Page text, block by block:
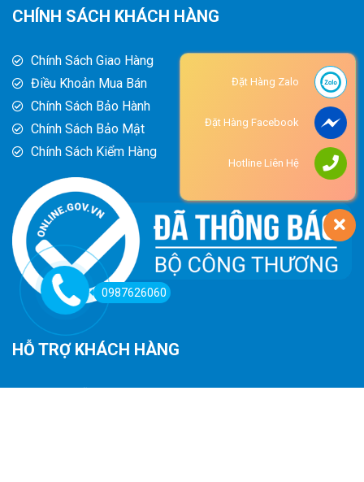
CHÍNH SÁCH KHÁCH HÀNG
Chính Sách Giao Hàng
Điều Khoản Mua Bán
Chính Sách Bảo Hành
Chính Sách Bảo Mật
Chính Sách Kiểm Hàng
HỖ TRỢ KHÁCH HÀNG
0987626060
Đặt Hàng Zalo
Đặt Hàng Facebook
Hotline Liên Hệ